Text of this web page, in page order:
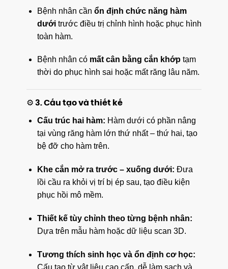
Bệnh nhân cần ổn định chức năng hàm
dướitrước điều trị chỉnh hình hoặc phục hình
toàn hàm.
Bệnh nhân có mất cân bằng cắn khớptạm
thời do phục hình sai hoặc mất răng lâu năm.
⚙️ 3. Cấu tạo và thiết kế
Cấu trúc hai hàm: Hàm dưới có phần nâng
tại vùng răng hàm lớn thứ nhất – thứ hai, tạo
bệ đỡ cho hàm trên.
Khe cắn mở ra trước – xuống dưới: Đưa
lồi cầu ra khỏi vị trí bị ép sau, tạo điều kiện
phục hồi mô mềm.
Thiết kế tùy chỉnh theo từng bệnh nhân:
Dựa trên mẫu hàm hoặc dữ liệu scan 3D.
Tương thích sinh học và ổn định cơ học:
Cấu tạo từ vật liệu cao cấp, dễ làm sạch và